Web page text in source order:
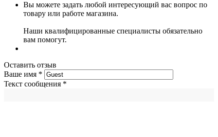
Вы можете задать любой интересующий вас вопрос по
товару или работе магазина.
Наши квалифицированные специалисты обязательно
вам помогут.
Оставить отзыв
Ваше имя *
Текст сообщения *